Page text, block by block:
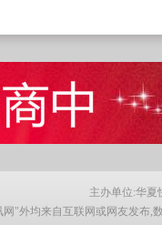
主办单位:华夏
"外均来自互联网或网友发布,